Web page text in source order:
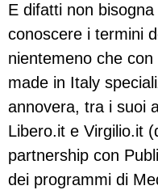
E difatti non
conoscere i termini
nientemeno che
made in Italy
annovera, tra i suoi
Libero.it e Virgilio.it
partnership con
dei programmi di